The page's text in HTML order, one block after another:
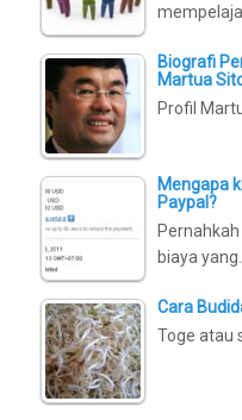
Biografi
Martua
Profil
Mengapa
Paypal?
biaya yang…
Cara
Toge atau